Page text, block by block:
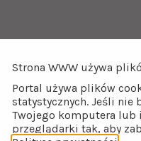
Zmiękczacz do
Strona WWW używa
Portal używa plików
statystycznych. Jeśli nie
Twojego komputera lub
przeglądarki tak, aby